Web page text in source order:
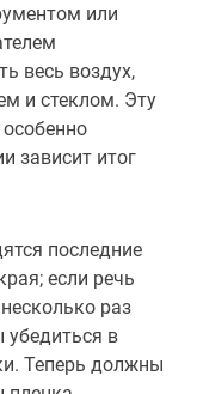
или
весь воздух,
и стеклом. Эту
зависит итог
последние
если речь
раз
в
Теперь должны